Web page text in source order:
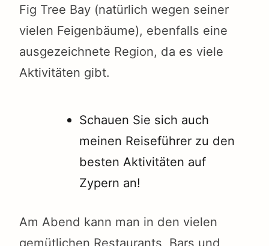
Fig Tree Bay (natürlich wegen seiner
vielen Feigenbäume), ebenfalls eine
ausgezeichnete Region, da es viele
Aktivitäten gibt.
Schauen Sie sich auch
meinen Reiseführer zu den
besten Aktivitäten auf
Zypern an!
Am Abend kann man in den vielen
gemütlichen Restaurants, Bars und